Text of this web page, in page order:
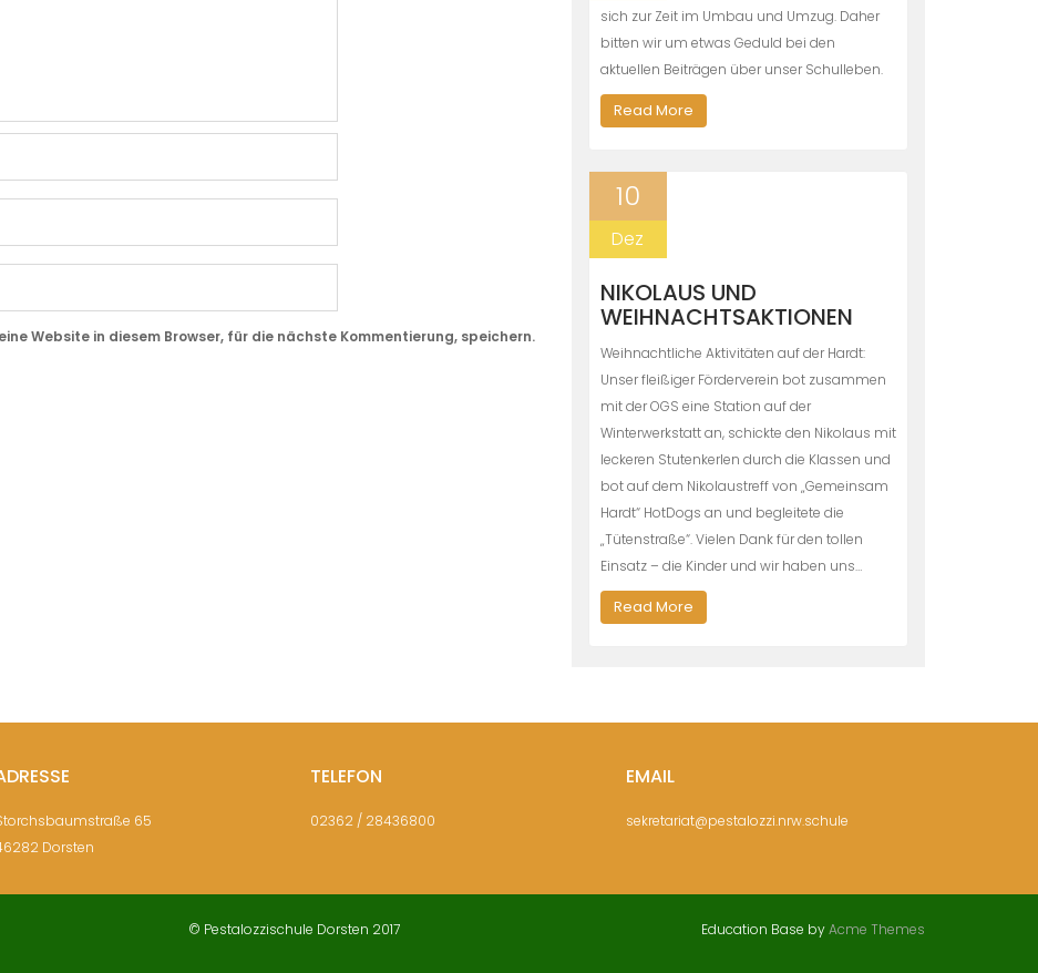
Website in diesem Browser, für die nächste Kommentierung, speichern.
sich zur Zeit im Umbau und Umzug. Daher
bitten wir um etwas Geduld bei den
aktuellen Beiträgen über unser Schulleben.
Read More
10
Dez
NIKOLAUS UND
WEIHNACHTSAKTIONEN
Weihnachtliche Aktivitäten auf der Hardt:
Unser fleißiger Förderverein bot zusammen
mit der OGS eine Station auf der
Winterwerkstatt an, schickte den Nikolaus mit
leckeren Stutenkerlen durch die Klassen und
bot auf dem Nikolaustreff von „Gemeinsam
Hardt“ HotDogs an und begleitete die
„Tütenstraße“. Vielen Dank für den tollen
Einsatz – die Kinder und wir haben uns…
Read More
65
Dorsten
TELEFON
02362 / 28436800
EMAIL
sekretariat@pestalozzi.nrw.schule
© Pestalozzischule Dorsten 2017 Education Base byAcme Themes